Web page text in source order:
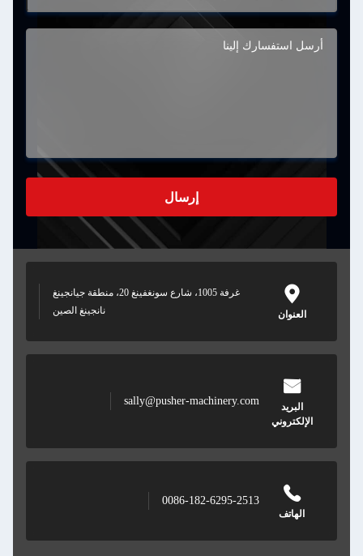
إرسال
العنوان
غرفة 1005، شارع سونغفينغ 20، منطقة جيانجينغ
نانجينغ الصين
الإلكتروني
sally@pusher-machinery.com
0086-182-6295-2513